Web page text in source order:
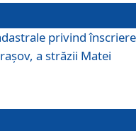
privind
a străzii Matei